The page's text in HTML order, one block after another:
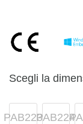
Scegli la
PAB223PAB224